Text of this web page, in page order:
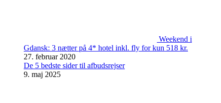
Weekend i
Gdansk: 3 nætter på 4* hotel inkl. fly for kun 518 kr.
27. februar 2020
De 5 bedste sider til afbudsrejser
9. maj 2025